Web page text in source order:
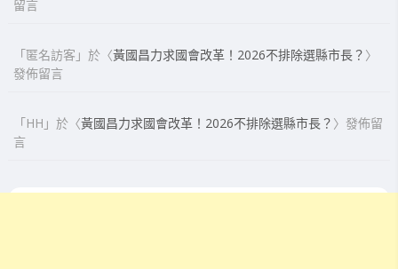
留言
「匿名訪客 」於〈黃國昌力求國會改革！2026不排除選縣市長？ 〉
發佈留言
「HH 」於〈黃國昌力求國會改革！2026不排除選縣市長？ 〉發佈留
言